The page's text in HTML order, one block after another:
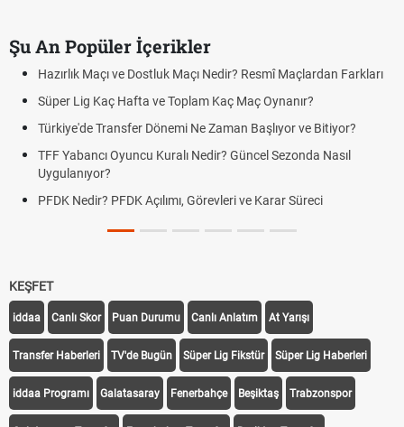
Şu An Popüler İçerikler
Puan Durumunda AG, OM ve Diğer Kısaltmalar Ne Anlama
Skor Ne Demek? Sporda Skor ve Sonuç Kavramları
Futbol Nasıl Oynanır? Temel Futbol Kuralları
Deplasman Golü Kuralı Nedir? Hangi Organizasyonlarda
Uygulanıyor?
DGS Sonuçları Ne Zaman Açıklanacak 2026? ÖSYM Sonuç
KEŞFET
iddaa Canlı Skor Puan Durumu Canlı Anlatım At Yarışı
Transfer Haberleri TV'de Bugün Süper Lig Fikstür Süper Lig Haberleri
iddaa Programı Galatasaray Fenerbahçe Beşiktaş Trabzonspor